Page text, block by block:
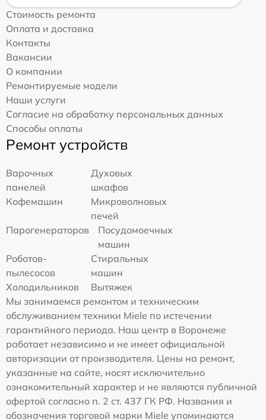
Стоимость ремонта
Оплата и доставка
Контакты
Вакансии
О компании
Ремонтируемые модели
Наши услуги
Согласие на обработку персональных данных
Способы оплаты
Ремонт устройств
Варочных
панелей
Духовых
шкафов
Кофемашин
Микроволновых
печей
Парогенераторов
Посудомоечных
машин
Роботов-
пылесосов
Стиральных
машин
Холодильников
Вытяжек
Мы занимаемся ремонтом и техническим
обслуживанием техники Miele по истечении
гарантийного периода. Наш центр в Воронеже
работает независимо и не имеет официальной
авторизации от производителя. Цены на ремонт,
указанные на сайте, носят исключительно
ознакомительный характер и не являются публичной
офертой согласно п. 2 ст. 437 ГК РФ. Названия и
обозначения торговой марки Miele упоминаются